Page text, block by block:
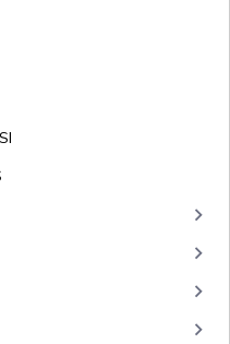
keyboard_arrow_right
keyboard_arrow_right
keyboard_arrow_right
keyboard_arrow_right